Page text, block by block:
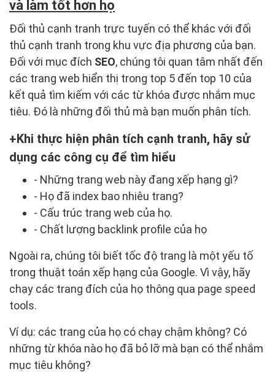
và làm tốt hơn họ
Đối thủ cạnh tranh trực tuyến có thể khác với đối
thủ cạnh tranh trong khu vực địa phương của bạn.
Đối với mục đích SEO, chúng tôi quan tâm nhất đến
các trang web hiển thị trong top 5 đến top 10 của
kết quả tìm kiếm với các từ khóa được nhắm mục
tiêu. Đó là những đối thủ mà bạn muốn phân tích.
Khi thực hiện phân tích cạnh tranh, hãy sử
dụng các công cụ để tìm hiểu
- Những trang web này đang xếp hạng gì?
- Họ đã index bao nhiêu trang?
- Cấu trúc trang web của họ.
- Chất lượng backlink profile của họ
Ngoài ra, chúng tôi biết tốc độ trang là một yếu tố
trong thuật toán xếp hạng của Google. Vì vậy, hãy
chạy các trang đích của họ thông qua page speed
tools.
Ví dụ: các trang của họ có chạy chậm không? Có
những từ khóa nào họ đã bỏ lỡ mà bạn có thể nhắm
mục tiêu không?